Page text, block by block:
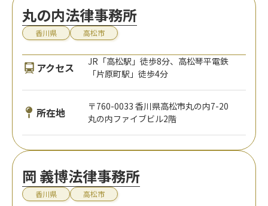
丸の内法律事務所
香川県 高松市
アクセス
JR「高松駅」徒歩8分、高松琴平電鉄
「片原町駅」徒歩4分
所在地
〒760-0033 香川県高松市丸の内7-20
丸の内ファイブビル2階
岡 義博法律事務所
香川県 高松市